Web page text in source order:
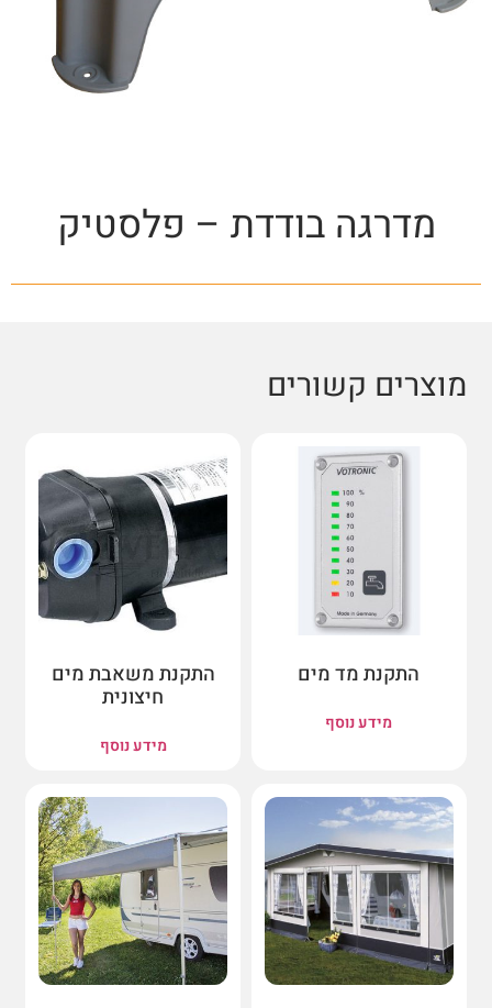
מדרגה בודדת – פלסטיק
מוצרים קשורים
התקנת מד מים
מידע נוסף
התקנת משאבת מים
חיצונית
מידע נוסף